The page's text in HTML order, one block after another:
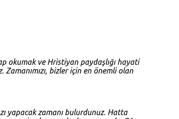
okumak ve Hristiyan paydaşlığı hayati
Zamanımızı, bizler için en önemli olan
yapacak zamanı bulurdunuz. Hatta